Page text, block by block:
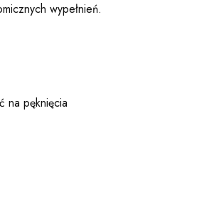
wypełnień.
na pęknięcia